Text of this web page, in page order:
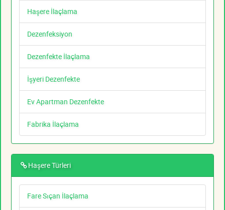
Haşere İlaçlama
Dezenfeksiyon
Dezenfekte İlaçlama
İşyeri Dezenfekte
Ev Apartman Dezenfekte
Fabrika İlaçlama
Haşere Türleri
Fare Sıçan İlaçlama